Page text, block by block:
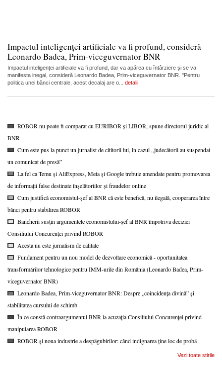
Impactul inteligenței artificiale va fi profund, consideră
Leonardo Badea, Prim-viceguvernator BNR
Impactul inteligenței artificiale va fi profund, dar va apărea cu întârziere și se va
manifesta inegal, consideră Leonardo Badea, Prim-viceguvernator BNR. "Pentru
politica unei bănci centrale, acest decalaj are o... detalii
ROBOR nu poate fi comparat cu EURIBOR și LIBOR, spune directorul juridic al
BNR
Cum este pus la punct un jurnalist de cititorii lui, în cazul „judecătorii au suspendat
un comunicat de presă”
La fel ca Temu și AliExpress, Meta și Google trebuie amendate pentru promovarea
de informații false destinate înșelătoriilor și fraudelor online
Cum justifică economistul-șef al BNR că este benefică, nu ilegală, cooperarea între
bănci pentru stabilirea ROBOR
Bancherii susțin argumentele economistului-șef al BNR împotriva deciziei
Consiliului Concurenței privind ROBOR
Acesta nu este jurnalism de calitate
Fundament pentru un nou model de dezvoltare economică - oportunitatea
transformărilor tehnologice pentru IMM-urile din România (Leonardo Badea, Prim-
viceguvernator BNR)
Leonardo Badea, Prim-viceguvernator BNR: Despre „coincidența divină” și
stabilitatea cursului de schimb
În ce constă contraargumentul BNR la acuzația Consiliului Concurenței privind
manipularea ROBOR
ROBOR și noua industrie a despăgubirilor: când indignarea ține loc de probă
Vezi toate stirile